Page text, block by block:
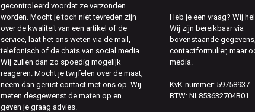
gecontroleerd voordat ze verzonden
worden. Mocht je toch niet tevreden zijn
over de kwaliteit van een artikel of de
service, laat het ons weten via de mail,
telefonisch of de chats van social media
Wij zullen dan zo spoedig mogelijk
reageren. Mocht je twijfelen over de maat,
neem dan gerust contact met ons op. Wij
meten desgewenst de maten op en
geven je graag advies.
Heb je een vraag? Wij
Wij zijn bereikbaar via
bovenstaande
contactformulier, maar
media.
KvK-nummer: 59758937
BTW: NL853632704B01